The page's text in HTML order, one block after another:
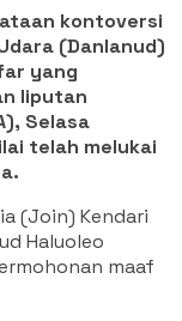
kontoversi
(Danlanud)
yang
liputan
Selasa
telah melukai
(Join) Kendari
Haluoleo
maaf